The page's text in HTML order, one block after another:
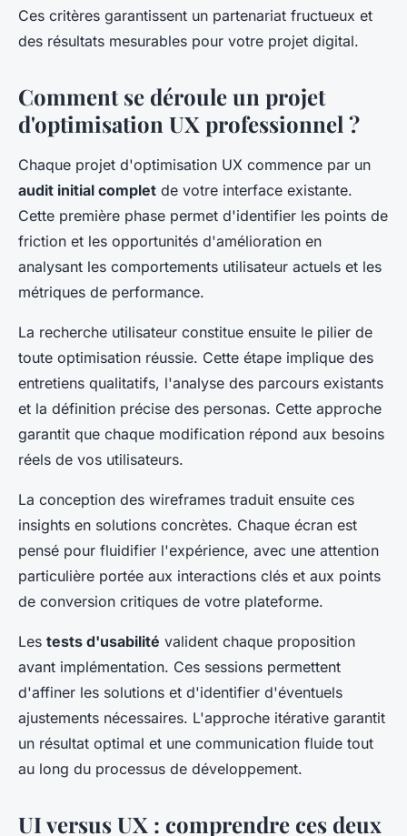
Ces critères garantissent un partenariat fructueux et
des résultats mesurables pour votre projet digital.
Comment se déroule un projet
d'optimisation UX professionnel ?
Chaque projet d'optimisation UX commence par un
audit initial complet de votre interface existante.
Cette première phase permet d'identifier les points de
friction et les opportunités d'amélioration en
analysant les comportements utilisateur actuels et les
métriques de performance.
La recherche utilisateur constitue ensuite le pilier de
toute optimisation réussie. Cette étape implique des
entretiens qualitatifs, l'analyse des parcours existants
et la définition précise des personas. Cette approche
garantit que chaque modification répond aux besoins
réels de vos utilisateurs.
La conception des wireframes traduit ensuite ces
insights en solutions concrètes. Chaque écran est
pensé pour fluidifier l'expérience, avec une attention
particulière portée aux interactions clés et aux points
de conversion critiques de votre plateforme.
Les tests d'usabilité valident chaque proposition
avant implémentation. Ces sessions permettent
d'affiner les solutions et d'identifier d'éventuels
ajustements nécessaires. L'approche itérative garantit
un résultat optimal et une communication fluide tout
au long du processus de développement.
UI versus UX : comprendre ces deux